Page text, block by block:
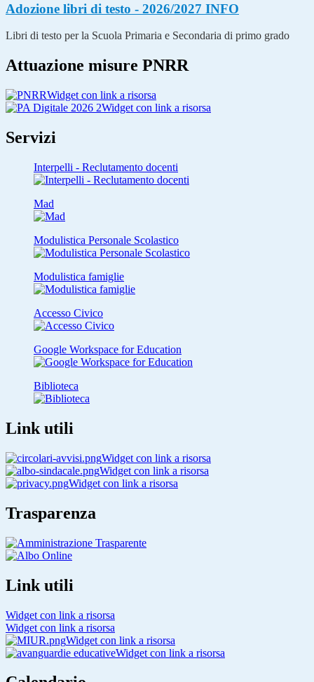
Adozione libri di testo - 2026/2027 INFO
Libri di testo per la Scuola Primaria e Secondaria di primo grado
Attuazione misure PNRR
Widget con link a risorsa
Widget con link a risorsa
Servizi
Interpelli - Reclutamento docenti
Mad
Modulistica Personale Scolastico
Modulistica famiglie
Accesso Civico
Google Workspace for Education
Biblioteca
Link utili
Widget con link a risorsa
Widget con link a risorsa
Widget con link a risorsa
Trasparenza
Link utili
Widget con link a risorsa
Widget con link a risorsa
Widget con link a risorsa
Widget con link a risorsa